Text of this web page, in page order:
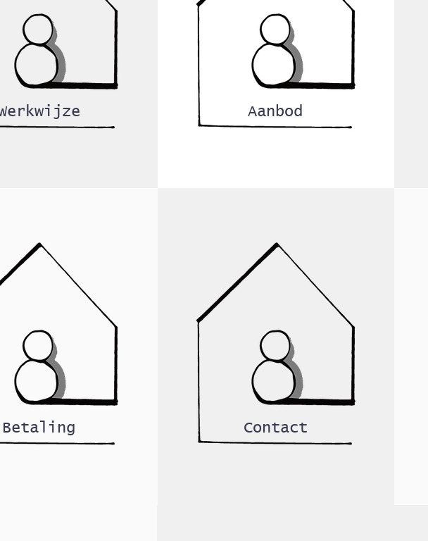
Aanbod
Betaling Contact